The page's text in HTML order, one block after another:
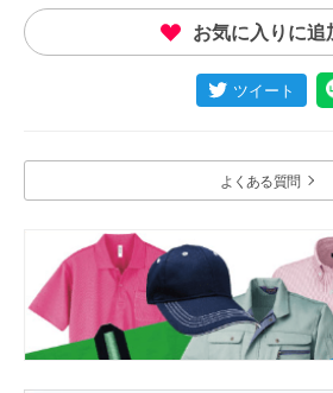
お気に入りに追
よくある質問